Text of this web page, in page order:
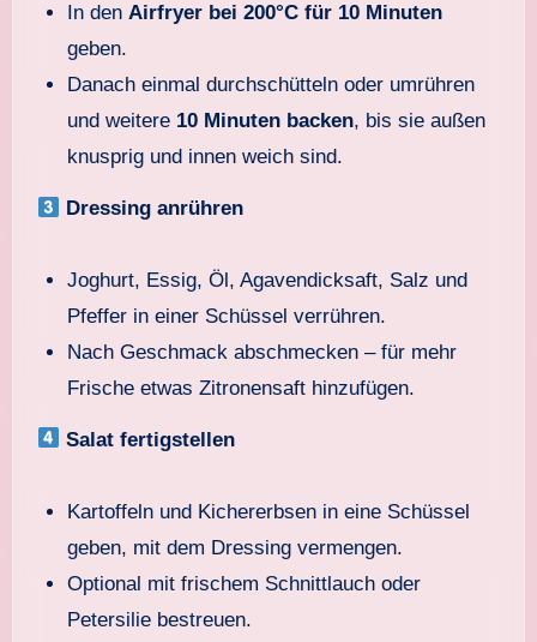
In denAirfryer bei 200°C für 10 Minuten
geben.
Danach einmal durchschütteln oder umrühren
und weitere 10 Minuten backen, bis sie außen
knusprig und innen weich sind.
Dressing anrühren
Joghurt, Essig, Öl, Agavendicksaft, Salz und
Pfeffer in einer Schüssel verrühren.
Nach Geschmack abschmecken – für mehr
Frische etwas Zitronensaft hinzufügen.
Salat fertigstellen
Kartoffeln und Kichererbsen in eine Schüssel
geben, mit dem Dressing vermengen.
Optional mit frischem Schnittlauch oder
Petersilie bestreuen.